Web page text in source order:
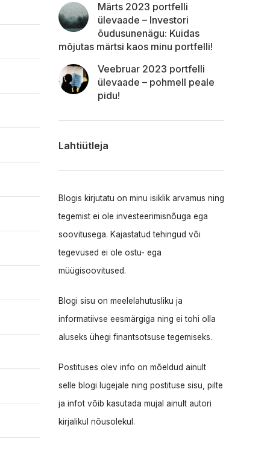
Märts 2023 portfelli
ülevaade – Investori
õudusunenägu: Kuidas
mõjutas märtsi kaos minu portfelli!
Veebruar 2023 portfelli
ülevaade – pohmell peale
pidu!
Lahtiütleja
Blogis kirjutatu on minu isiklik arvamus ning
tegemist ei ole investeerimisnõuga ega
soovitusega. Kajastatud tehingud või
tegevused ei ole ostu- ega
müügisoovitused.
Blogi sisu on meelelahutusliku ja
informatiivse eesmärgiga ning ei tohi olla
aluseks ühegi finantsotsuse tegemiseks.
Postituses olev info on mõeldud ainult
selle blogi lugejale ning postituse sisu, pilte
ja infot võib kasutada mujal ainult autori
kirjalikul nõusolekul.